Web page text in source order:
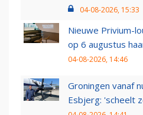
04-08-2026, 15:33
Nieuwe Privium-
op 6 augustus
04-08-2026, 14:46
Groningen vanaf
Esbjerg: 'scheelt